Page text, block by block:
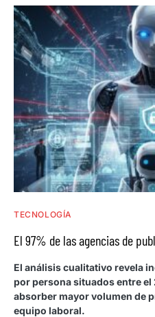
TECNOLOGÍA
El 97% de las agencias de
El análisis cualitativo revela
por persona situados entre el
absorber mayor volumen de
equipo laboral.